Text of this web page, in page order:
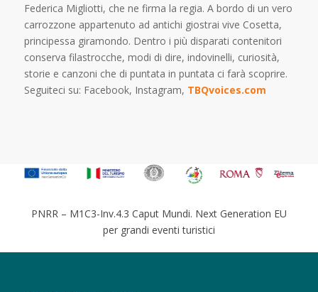
Federica Migliotti, che ne firma la regia. A bordo di un vero
carrozzone appartenuto ad antichi giostrai vive Cosetta,
principessa giramondo. Dentro i più disparati contenitori
conserva filastrocche, modi di dire, indovinelli, curiosità,
storie e canzoni che di puntata in puntata ci farà scoprire.
Seguiteci su: Facebook, Instagram, TBQvoices.com
PNRR – M1C3-Inv.4.3 Caput Mundi. Next Generation EU
per grandi eventi turistici